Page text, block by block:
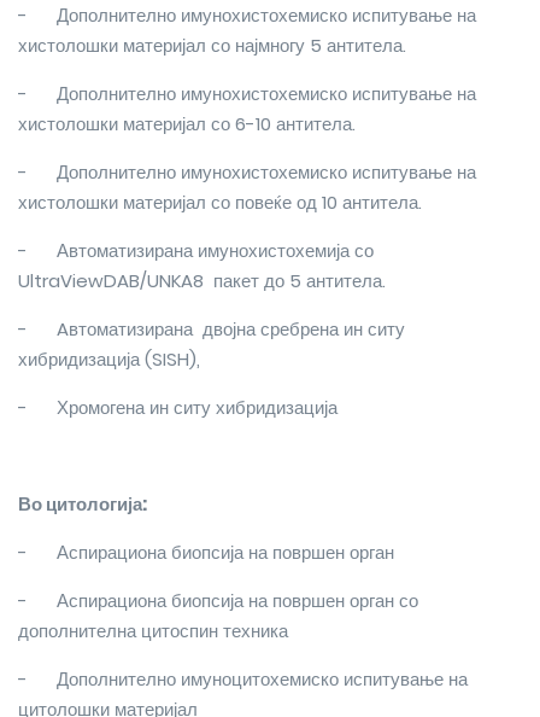
-
Дополнително имунохистохемиско испитување на
хистолошки материјал со најмногу 5 антитела.
-
Дополнително имунохистохемиско испитување на
хистолошки материјал со 6-10 антитела.
-
Дополнително имунохистохемиско испитување на
хистолошки материјал со повеќе од 10 антитела.
-
Автоматизирана имунохистохемија со
UltraViewDAB/UNKA8 пакет до 5 антитела.
-
Aвтоматизирана двојна сребрена ин ситу
хибридизација (SISH),
-
Хромогена ин ситу хибридизација
Во цитологија:
-
Аспирациона биопсија на површен орган
-
Аспирациона биопсија на површен орган со
дополнителна цитоспин техника
-
Дополнително имуноцитохемиско испитување на
цитолошки материјал